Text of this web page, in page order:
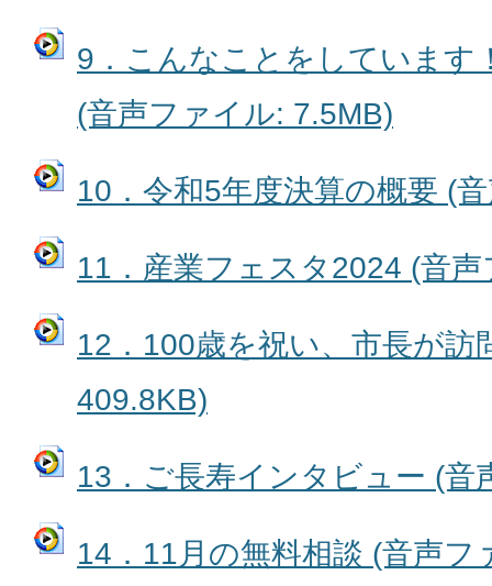
9．こんなことをしています
(音声ファイル: 7.5MB)
10．令和5年度決算の概要 (
11．産業フェスタ2024 (音
12．100歳を祝い、市長が訪
409.8KB)
13．ご長寿インタビュー (音
14．11月の無料相談 (音声フ